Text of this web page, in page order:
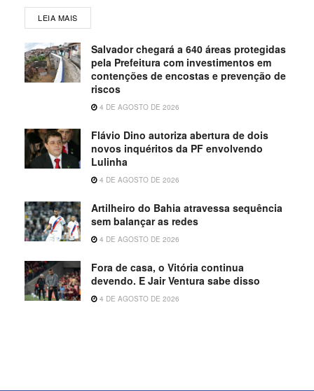
LEIA MAIS
Salvador chegará a 640 áreas protegidas
pela Prefeitura com investimentos em
contenções de encostas e prevenção de
riscos
4 DE AGOSTO DE 2026
Flávio Dino autoriza abertura de dois
novos inquéritos da PF envolvendo
Lulinha
4 DE AGOSTO DE 2026
Artilheiro do Bahia atravessa sequência
sem balançar as redes
4 DE AGOSTO DE 2026
Fora de casa, o Vitória continua
devendo. E Jair Ventura sabe disso
4 DE AGOSTO DE 2026